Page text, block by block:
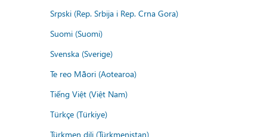
Srpski (Rep. Srbija i Rep. Crna Gora)
Suomi (Suomi)
Svenska (Sverige)
Te reo Māori (Aotearoa)
Tiếng Việt (Việt Nam)
Türkçe (Türkiye)
Türkmen dili (Türkmenistan)